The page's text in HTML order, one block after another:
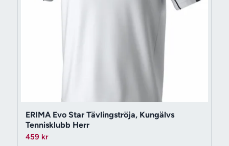
ERIMA Evo Star Tävlingströja, Kungälvs
Tennisklubb Herr
459 kr